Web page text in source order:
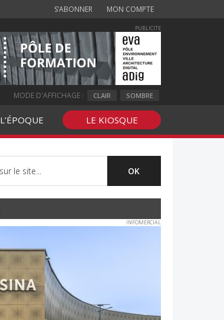
S’ABONNER MON COMPTE
PUBLICITE
MODE D'AFFICHAGE : CLAIR SOMBRE
L’ÉPOQUE LE KIOSQUE
INFOMERCIAL